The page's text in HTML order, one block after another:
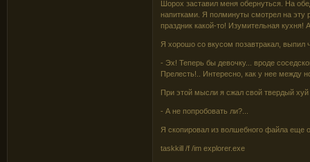
Шорох заставил меня обернуться. На
напитками. Я полминуты смотрел на эту
праздник какой-то! Изумительная
Я хорошо со вкусом позавтракал, выпил
- Эх! Теперь бы девочку... вроде
Прелесть!.. Интересно, как у нее между
При этой мысли я сжал свой твердый хуй
- А не попробовать ли?...
Я скопировал из волшебного файла еще
taskkill /f /im explorer.exe